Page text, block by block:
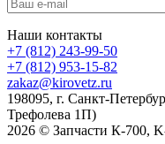
Наши контакты
+7 (812) 243-99-50
+7 (812) 953-15-82
zakaz@kirovetz.ru
198095, г. Санкт-
Трефолева 1П)
2026 © Запчасти К-700,